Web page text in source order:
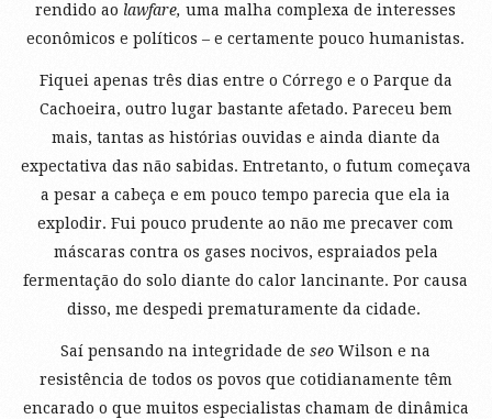
rendido ao lawfare,uma malha complexa de interesses
econômicos e políticos – e certamente pouco humanistas.
Fiquei apenas três dias entre o Córrego e o Parque da
Cachoeira, outro lugar bastante afetado. Pareceu bem
mais, tantas as histórias ouvidas e ainda diante da
expectativa das não sabidas. Entretanto, o futum começava
a pesar a cabeça e em pouco tempo parecia que ela ia
explodir. Fui pouco prudente ao não me precaver com
máscaras contra os gases nocivos, espraiados pela
fermentação do solo diante do calor lancinante. Por causa
disso, me despedi prematuramente da cidade.
Saí pensando na integridade deseo Wilson e na
resistência de todos os povos que cotidianamente têm
encarado o que muitos especialistas chamam de dinâmica